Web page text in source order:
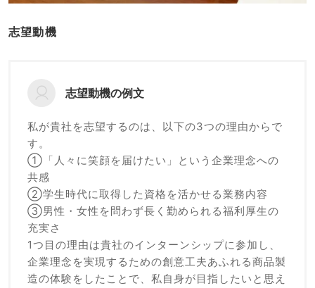
志望動機
志望動機の例文
私が貴社を志望するのは、以下の3つの理由からで
す。
①「人々に笑顔を届けたい」という企業理念への
共感
②学生時代に取得した資格を活かせる業務内容
③男性・女性を問わず長く勤められる福利厚生の
充実さ
1つ目の理由は貴社のインターンシップに参加し、
企業理念を実現するための創意工夫あふれる商品製
造の体験をしたことで、私自身が目指したいと思え